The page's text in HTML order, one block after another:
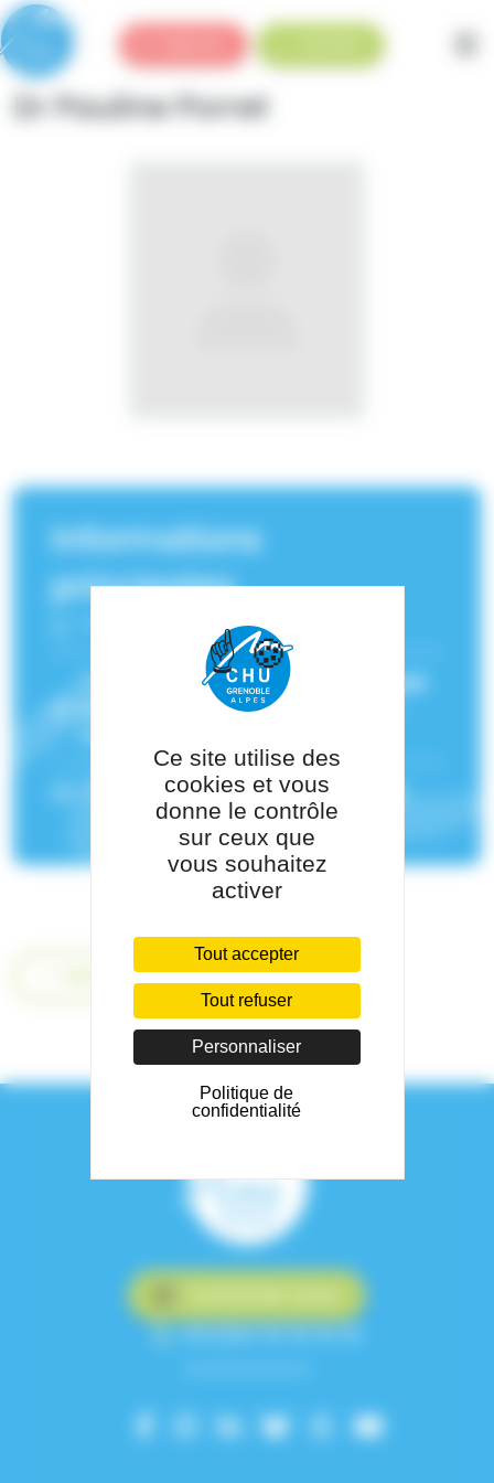
Dr Pauline Porret
Informations
principales
Radiologie digestive
Service(s) de rattachement :
Radiologie
et imagerie médicale,
Pôle de rattachement :Pôle Imagerie
+33 (0)4 76 76 75 75
Panneau de gestion des cookies
Ce site utilise des
cookies et vous
donne le contrôle
sur ceux que
vous souhaitez
activer
Tout accepter
Tout refuser
Personnaliser
Politique de
confidentialité